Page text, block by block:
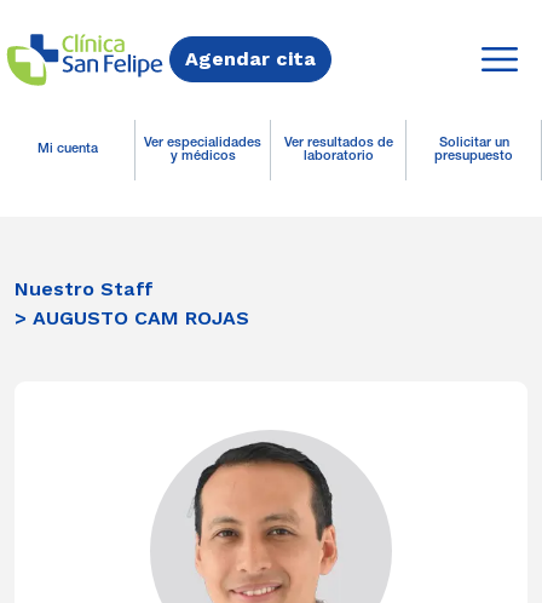
Agendar cita
Mi cuenta
Ver especialidades
y médicos
Ver resultados de
laboratorio
Solicitar un
presupuesto
Nuestro Staff
> AUGUSTO CAM ROJAS